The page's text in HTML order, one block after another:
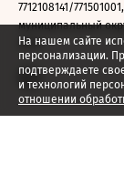
На нашем сайте
персонализации.
подтверждаете
и технологий
отношении
7712108141/
муниципальный
2026